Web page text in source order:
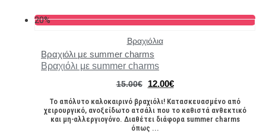
20%
Βραχιόλια
Βραχιόλι με summer charms
Βραχιόλι με summer charms
15.00€
Original
was:
15.00€.
12.00€Η
τιμή
είναι:
12.00€.
Το απόλυτο καλοκαιρινό βραχιόλι! Κατασκευασμένο από
χειρουργικό, ανοξείδωτο ατσάλι που το καθιστά ανθεκτικό
και μη-αλλεργιογόνο. Διαθέτει διάφορα summer charms
όπως ...